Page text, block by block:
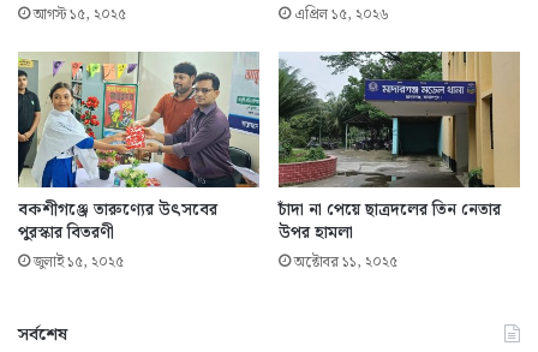
আগস্ট ১৫, ২০২৫ এপ্রিল ১৫, ২০২৬
বকশীগঞ্জে তারুণ্যের উৎসবের
পুরস্কার বিতরণী
জুলাই ১৫, ২০২৫
চাঁদা না পেয়ে ছাত্রদলের তিন নেতার
উপর হামলা
অক্টোবর ১১, ২০২৫
সর্বশেষ